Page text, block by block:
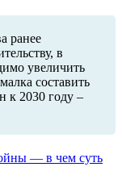
ранее
в
увеличить
составить
к 2030 году –
— в чем суть